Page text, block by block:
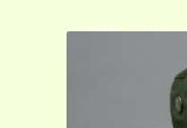
WW2,